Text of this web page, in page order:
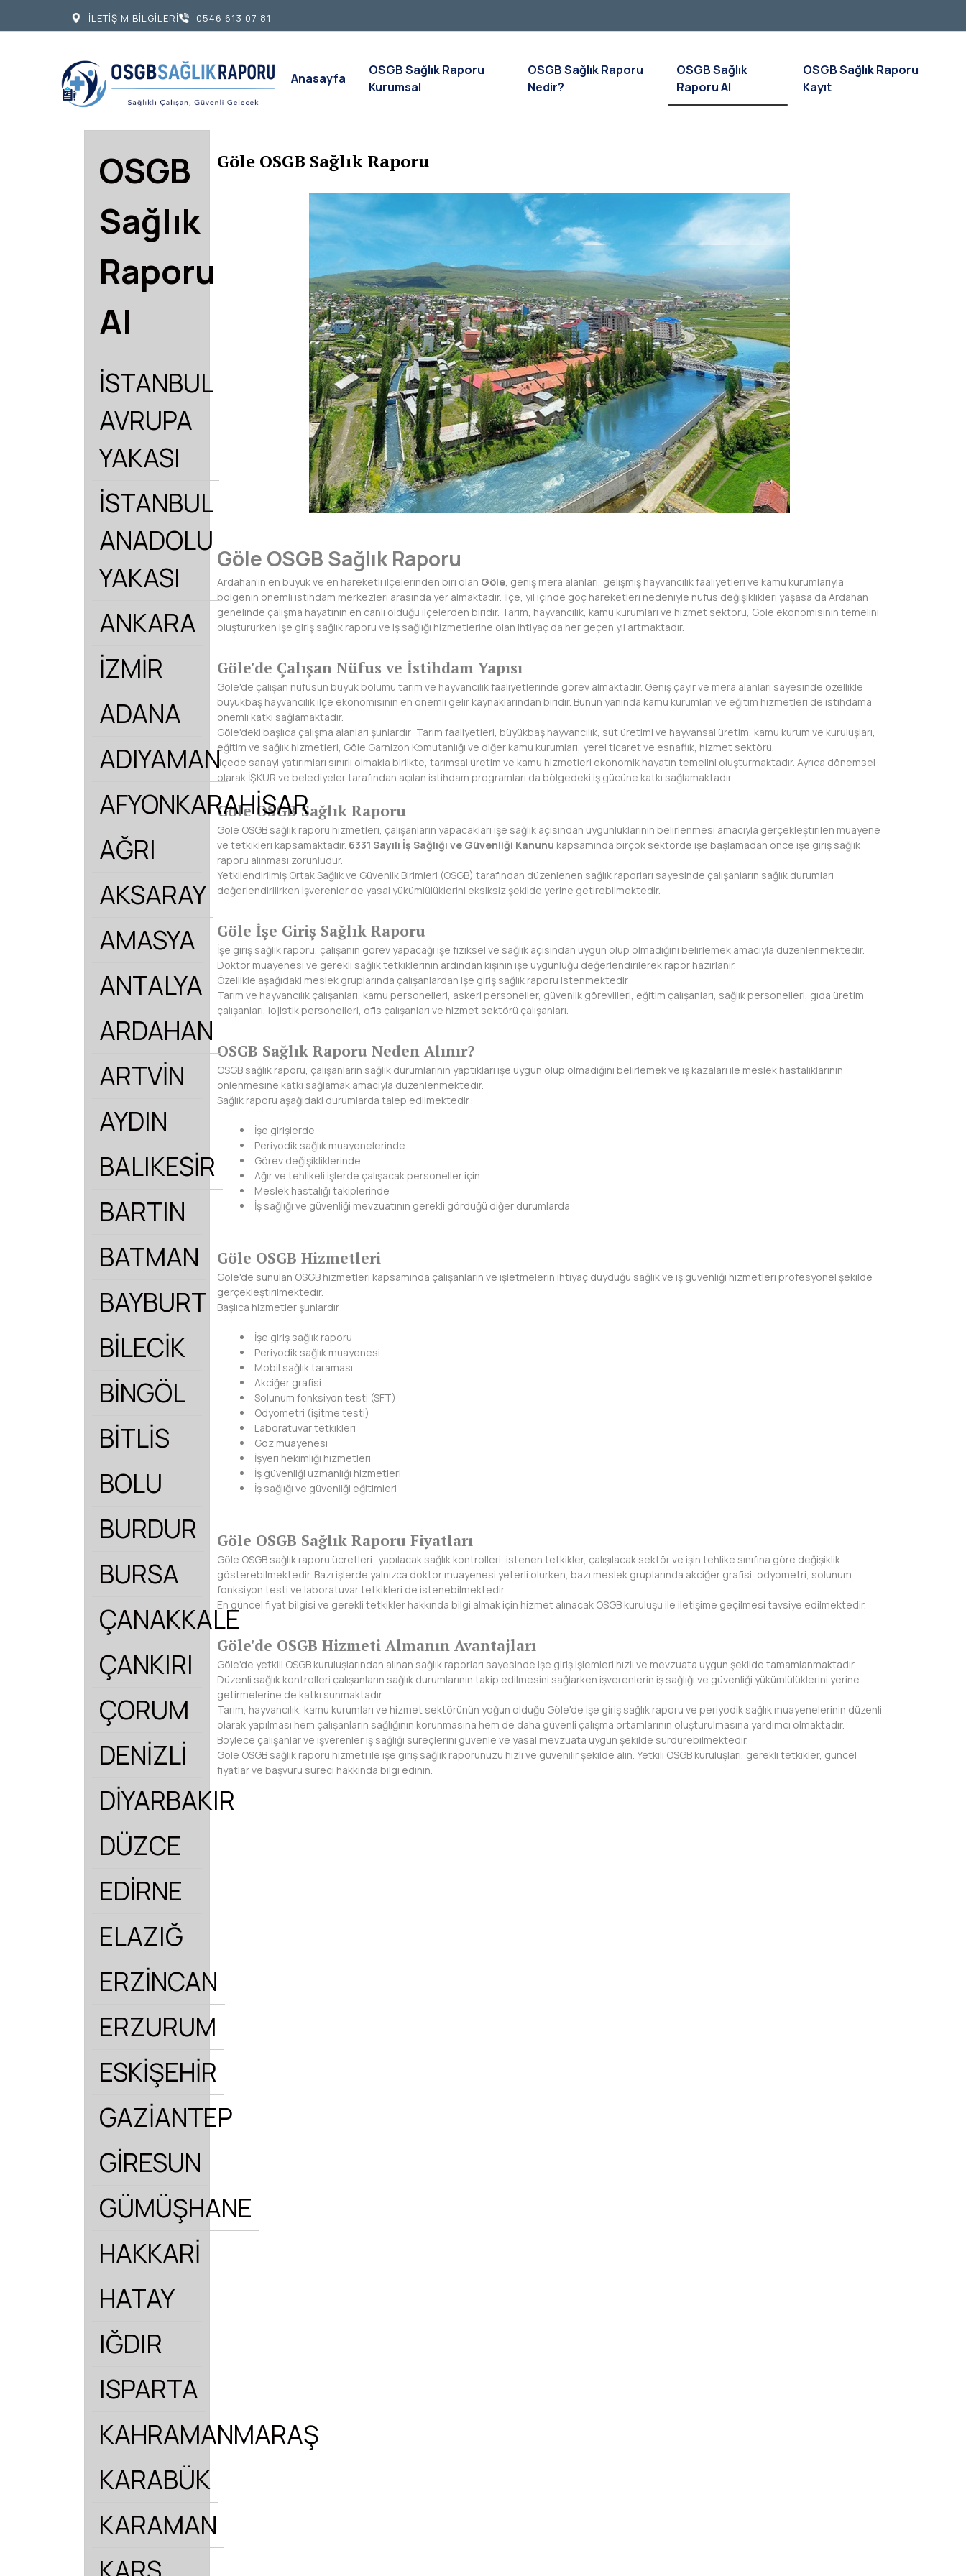
OSGB
Sağlık
Raporu
Al
İSTANBUL
AVRUPA
YAKASI
İSTANBUL
ANADOLU
YAKASI
ANKARA
İZMİR
ADANA
ADIYAMAN
AFYONKARAHİSAR
AĞRI
AKSARAY
AMASYA
ANTALYA
ARDAHAN
ARTVİN
AYDIN
BALIKESİR
BARTIN
BATMAN
BAYBURT
BİLECİK
BİNGÖL
BİTLİS
BOLU
BURDUR
BURSA
ÇANAKKALE
ÇANKIRI
ÇORUM
DENİZLİ
DİYARBAKIR
DÜZCE
EDİRNE
ELAZIĞ
ERZİNCAN
ERZURUM
ESKİŞEHİR
GAZİANTEP
GİRESUN
GÜMÜŞHANE
HAKKARİ
HATAY
IĞDIR
ISPARTA
KAHRAMANMARAŞ
KARABÜK
KARAMAN
Göle OSGB Sağlık Raporu
Göle OSGB Sağlık Raporu
Ardahan'ın en büyük ve en hareketli ilçelerinden biri olan Göle, geniş mera alanları, gelişmiş hayvancılık faaliyetleri ve kamu kurumlarıyla
bölgenin önemli istihdam merkezleri arasında yer almaktadır. İlçe, yıl içinde göç hareketleri nedeniyle nüfus değişiklikleri yaşasa da Ardahan
genelinde çalışma hayatının en canlı olduğu ilçelerden biridir. Tarım, hayvancılık, kamu kurumları ve hizmet sektörü, Göle ekonomisinin temelini
oluştururken işe giriş sağlık raporu ve iş sağlığı hizmetlerine olan ihtiyaç da her geçen yıl artmaktadır.
Göle'de Çalışan Nüfus ve İstihdam Yapısı
Göle'de çalışan nüfusun büyük bölümü tarım ve hayvancılık faaliyetlerinde görev almaktadır. Geniş çayır ve mera alanları sayesinde özellikle
büyükbaş hayvancılık ilçe ekonomisinin en önemli gelir kaynaklarından biridir. Bunun yanında kamu kurumları ve eğitim hizmetleri de istihdama
önemli katkı sağlamaktadır.
Göle'deki başlıca çalışma alanları şunlardır: Tarım faaliyetleri, büyükbaş hayvancılık, süt üretimi ve hayvansal üretim, kamu kurum ve kuruluşları,
eğitim ve sağlık hizmetleri, Göle Garnizon Komutanlığı ve diğer kamu kurumları, yerel ticaret ve esnaflık, hizmet sektörü.
İlçede sanayi yatırımları sınırlı olmakla birlikte, tarımsal üretim ve kamu hizmetleri ekonomik hayatın temelini oluşturmaktadır. Ayrıca dönemsel
olarak İŞKUR ve belediyeler tarafından açılan istihdam programları da bölgedeki iş gücüne katkı sağlamaktadır.
Göle OSGB Sağlık Raporu
Göle OSGB sağlık raporu hizmetleri, çalışanların yapacakları işe sağlık açısından uygunluklarının belirlenmesi amacıyla gerçekleştirilen muayene
ve tetkikleri kapsamaktadır. 6331 Sayılı İş Sağlığı ve Güvenliği Kanunu kapsamında birçok sektörde işe başlamadan önce işe giriş sağlık
raporu alınması zorunludur.
Yetkilendirilmiş Ortak Sağlık ve Güvenlik Birimleri (OSGB) tarafından düzenlenen sağlık raporları sayesinde çalışanların sağlık durumları
değerlendirilirken işverenler de yasal yükümlülüklerini eksiksiz şekilde yerine getirebilmektedir.
Göle İşe Giriş Sağlık Raporu
İşe giriş sağlık raporu, çalışanın görev yapacağı işe fiziksel ve sağlık açısından uygun olup olmadığını belirlemek amacıyla düzenlenmektedir.
Doktor muayenesi ve gerekli sağlık tetkiklerinin ardından kişinin işe uygunluğu değerlendirilerek rapor hazırlanır.
Özellikle aşağıdaki meslek gruplarında çalışanlardan işe giriş sağlık raporu istenmektedir:
Tarım ve hayvancılık çalışanları, kamu personelleri, askeri personeller, güvenlik görevlileri, eğitim çalışanları, sağlık personelleri, gıda üretim
çalışanları, lojistik personelleri, ofis çalışanları ve hizmet sektörü çalışanları.
OSGB Sağlık Raporu Neden Alınır?
OSGB sağlık raporu, çalışanların sağlık durumlarının yaptıkları işe uygun olup olmadığını belirlemek ve iş kazaları ile meslek hastalıklarının
önlenmesine katkı sağlamak amacıyla düzenlenmektedir.
Sağlık raporu aşağıdaki durumlarda talep edilmektedir:
İşe girişlerde
Periyodik sağlık muayenelerinde
Görev değişikliklerinde
Ağır ve tehlikeli işlerde çalışacak personeller için
Meslek hastalığı takiplerinde
İş sağlığı ve güvenliği mevzuatının gerekli gördüğü diğer durumlarda
Göle OSGB Hizmetleri
Göle'de sunulan OSGB hizmetleri kapsamında çalışanların ve işletmelerin ihtiyaç duyduğu sağlık ve iş güvenliği hizmetleri profesyonel şekilde
gerçekleştirilmektedir.
Başlıca hizmetler şunlardır:
İşe giriş sağlık raporu
Periyodik sağlık muayenesi
Mobil sağlık taraması
Akciğer grafisi
Solunum fonksiyon testi (SFT)
Odyometri (işitme testi)
Laboratuvar tetkikleri
Göz muayenesi
İşyeri hekimliği hizmetleri
İş güvenliği uzmanlığı hizmetleri
İş sağlığı ve güvenliği eğitimleri
Göle OSGB Sağlık Raporu Fiyatları
Göle OSGB sağlık raporu ücretleri; yapılacak sağlık kontrolleri, istenen tetkikler, çalışılacak sektör ve işin tehlike sınıfına göre değişiklik
gösterebilmektedir. Bazı işlerde yalnızca doktor muayenesi yeterli olurken, bazı meslek gruplarında akciğer grafisi, odyometri, solunum
fonksiyon testi ve laboratuvar tetkikleri de istenebilmektedir.
En güncel fiyat bilgisi ve gerekli tetkikler hakkında bilgi almak için hizmet alınacak OSGB kuruluşu ile iletişime geçilmesi tavsiye edilmektedir.
Göle'de OSGB Hizmeti Almanın Avantajları
Göle'de yetkili OSGB kuruluşlarından alınan sağlık raporları sayesinde işe giriş işlemleri hızlı ve mevzuata uygun şekilde tamamlanmaktadır.
Düzenli sağlık kontrolleri çalışanların sağlık durumlarının takip edilmesini sağlarken işverenlerin iş sağlığı ve güvenliği yükümlülüklerini yerine
getirmelerine de katkı sunmaktadır.
Tarım, hayvancılık, kamu kurumları ve hizmet sektörünün yoğun olduğu Göle'de işe giriş sağlık raporu ve periyodik sağlık muayenelerinin düzenli
olarak yapılması hem çalışanların sağlığının korunmasına hem de daha güvenli çalışma ortamlarının oluşturulmasına yardımcı olmaktadır.
Böylece çalışanlar ve işverenler iş sağlığı süreçlerini güvenle ve yasal mevzuata uygun şekilde sürdürebilmektedir.
Göle OSGB sağlık raporu hizmeti ile işe giriş sağlık raporunuzu hızlı ve güvenilir şekilde alın. Yetkili OSGB kuruluşları, gerekli tetkikler, güncel
fiyatlar ve başvuru süreci hakkında bilgi edinin.
İLETİŞİM BİLGİLERİ 0546 613 07 81
Anasayfa
OSGB Sağlık Raporu
Kurumsal
OSGB Sağlık Raporu
Nedir?
OSGB Sağlık
Raporu Al
OSGB Sağlık Raporu
Kayıt